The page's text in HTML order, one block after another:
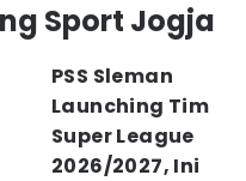
Sport Jogja
PSS Sleman
Launching Tim
Super League
2026/2027, Ini